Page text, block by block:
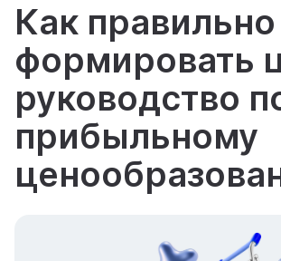
Как правильно
формировать
руководство
прибыльному